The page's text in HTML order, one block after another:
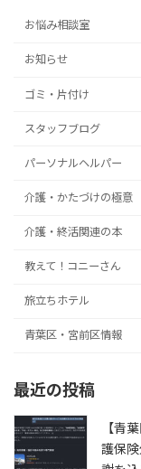
お悩み相談室
お知らせ
ゴミ・片付け
スタッフブログ
パーソナルヘルパー
介護・かたづけの極意
介護・終活関連の本
教えて！コニーさん
旅立ちホテル
青葉区・宮前区情報
最近の投稿
【青
護保